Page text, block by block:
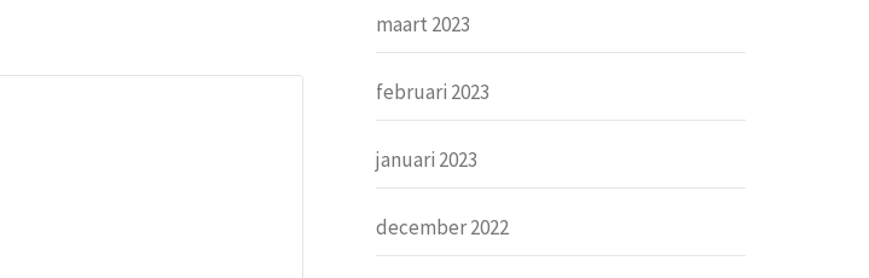
maart 2023
februari 2023
januari 2023
december 2022